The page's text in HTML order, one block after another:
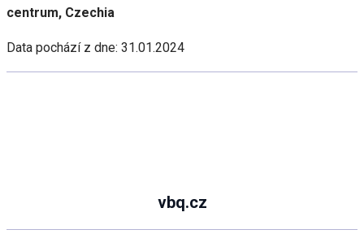
centrum, Czechia
Data pochází z dne: 31.01.2024
vbq.cz